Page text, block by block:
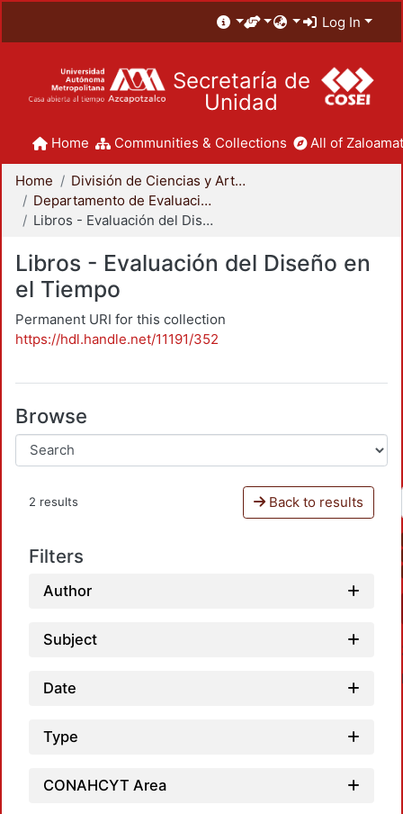
Log In
Secretaría de
Unidad
Home Communities & Collections All of
Home
División de Ciencias y Artes para el Diseño
Departamento de Evaluación del Diseño en el Tiempo
Libros - Evaluación del Diseño en el Tiempo
Libros - Evaluación del Diseño en
el Tiempo
Permanent URI for this collection
https://hdl.handle.net/11191/352
Browse
2 results Back to results
Filters
Author
Subject
Date
Type
CONAHCYT Area